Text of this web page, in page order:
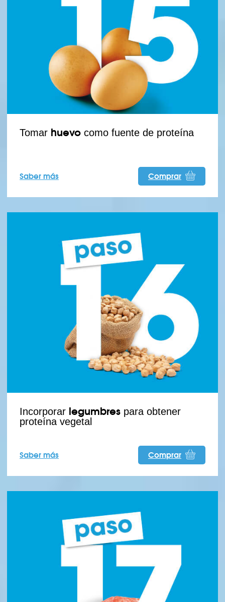
Tomar huevo como fuente de proteína
Saber más Comprar
Incorporar legumbres para obtener
proteína vegetal
Saber más Comprar